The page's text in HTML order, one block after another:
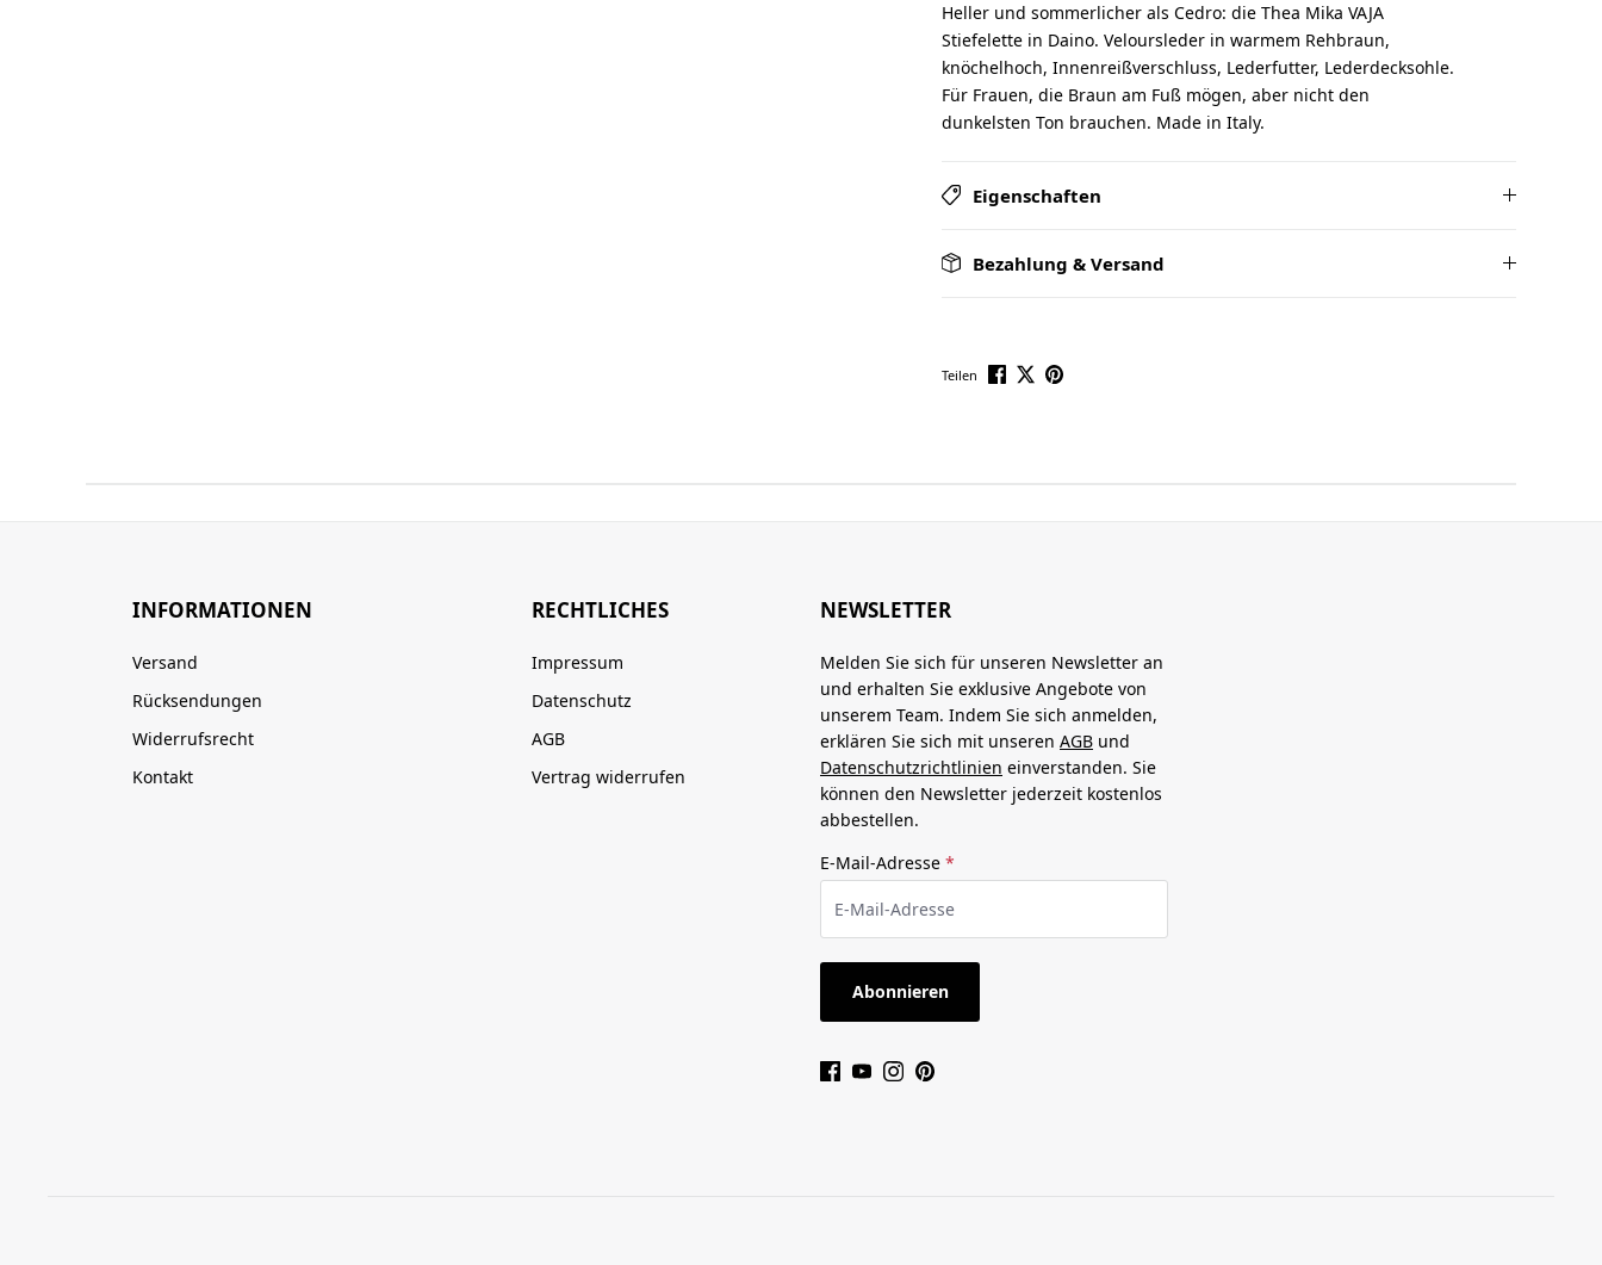
Heller und sommerlicher als Cedro: die Thea Mika VAJA
Stiefelette in Daino. Veloursleder in warmem Rehbraun,
knöchelhoch, Innenreißverschluss, Lederfutter, Lederdecksohle.
Für Frauen, die Braun am Fuß mögen, aber nicht den
dunkelsten Ton brauchen. Made in Italy.
Eigenschaften
Bezahlung & Versand
Teilen
INFORMATIONEN
Versand
Rücksendungen
Widerrufsrecht
Kontakt
RECHTLICHES
Impressum
Datenschutz
AGB
Vertrag widerrufen
NEWSLETTER
Melden Sie sich für unseren Newsletter an
und erhalten Sie exklusive Angebote von
unserem Team. Indem Sie sich anmelden,
erklären Sie sich mit unseren AGB und
Datenschutzrichtlinien einverstanden. Sie
können den Newsletter jederzeit kostenlos
abbestellen.
E-Mail-Adresse *
Abonnieren